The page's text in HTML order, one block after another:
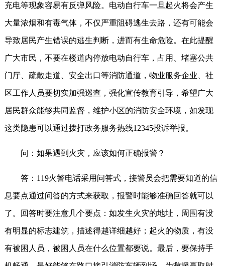
充电等现象容易有反弹风险。电动自行车一旦起火将会产生
大量浓烟和有毒气体，不仅严重阻碍逃生去路，还有可能会
导致居民产生错误的逃生判断，进而有生命危险。在此提醒
广大市民，不要在楼道内停放电动自行车，占用、堵塞公共
门厅、疏散走道、安全出口等消防通道，物业服务企业、社
区工作人员要切实加强巡查，强化宣传教育引导，希望广大
居民群众能够共同监督，维护小区的消防安全环境，如发现
这类隐患可以通过拨打政务服务热线12345投诉举报。
问：如果遇到火灾，应该如何正确报警？
答：119火警电话采用问答式，接警员会把需要知道的信
息要点通过问答的方式来获取，报警时能够准确回答就可以
了。回答时要注意几个要点：如发生火灾的地址，周围有没
有明显的标志建筑，描述得越详细越好；起火的物质，有没
有被困人员，被困人员在什么位置都要说。最后，要保持手